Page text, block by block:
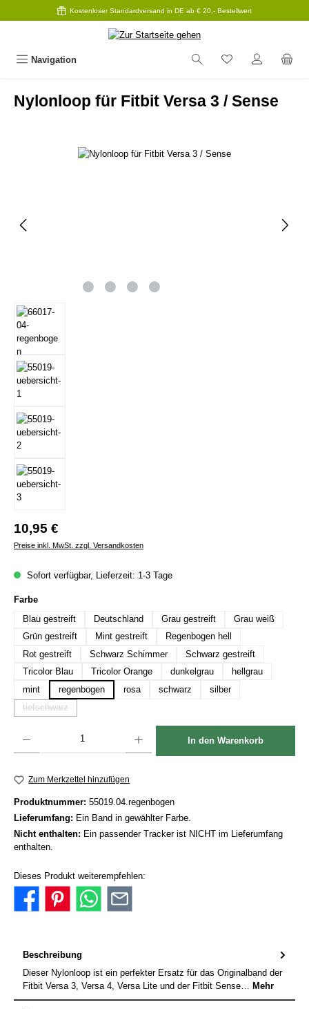
Zum Hauptinhalt springenKostenloser Standardversand in DE ab € 20,- Bestellwert
Navigation
Nylonloop für Fitbit Versa 3 / Sense
Bildergalerie überspringen
Regulärer Preis:
10,95 €
Preise inkl. MwSt. zzgl. Versandkosten
Sofort verfügbar, Lieferzeit: 1-3 Tage
Farbeauswählen
Blau gestreift
Deutschland Grau gestreift
Grau weiß
Grün gestreift
Mint gestreift
Regenbogen hell
Rot gestreift
Schwarz Schimmer
Schwarz gestreift
Tricolor Blau
Tricolor Orange dunkelgrau
hellgrau
mint
regenbogen rosa schwarz
silber
tiefschwarz
In den Warenkorb
Zum Merkzettel hinzufügen
Produktnummer: 55019.04.regenbogen
Lieferumfang: Ein Band in gewählter Farbe.
Nicht enthalten: Ein passender Tracker ist NICHT im Lieferumfang
enthalten.
Dieses Produkt weiterempfehlen:
Beschreibung
Dieser Nylonloop ist ein perfekter Ersatz für das Originalband der
Fitbit Versa 3, Versa 4, Versa Lite und der Fitbit Sense… Mehr